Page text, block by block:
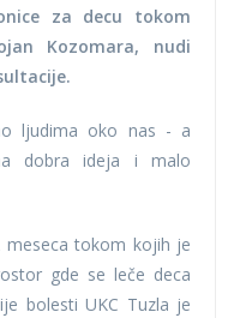
za decu tokom
Kozomara, nudi
ljudima oko nas - a
dobra ideja i malo
tokom kojih je
gde se leče deca
bolesti UKC Tuzla je